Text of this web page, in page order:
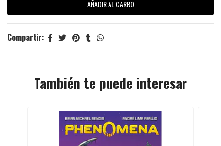
Compartir:
También te puede interesar